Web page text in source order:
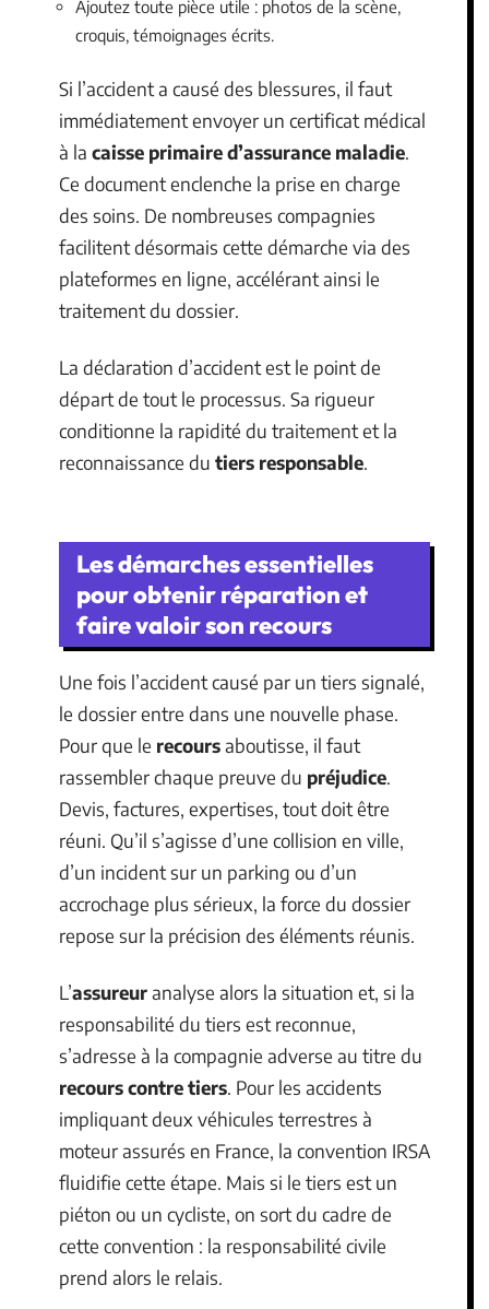
Ajoutez toute pièce utile : photos de la scène,
croquis, témoignages écrits.
Si l’accident a causé des blessures, il faut
immédiatement envoyer un certificat médical
à la caisse primaire d’assurance maladie.
Ce document enclenche la prise en charge
des soins. De nombreuses compagnies
facilitent désormais cette démarche via des
plateformes en ligne, accélérant ainsi le
traitement du dossier.
La déclaration d’accident est le point de
départ de tout le processus. Sa rigueur
conditionne la rapidité du traitement et la
reconnaissance du tiers responsable.
Les démarches essentielles
pour obtenir réparation et
faire valoir son recours
Une fois l’accident causé par un tiers signalé,
le dossier entre dans une nouvelle phase.
Pour que le recoursaboutisse, il faut
rassembler chaque preuve du préjudice.
Devis, factures, expertises, tout doit être
réuni. Qu’il s’agisse d’une collision en ville,
d’un incident sur un parking ou d’un
accrochage plus sérieux, la force du dossier
repose sur la précision des éléments réunis.
L’assureuranalyse alors la situation et, si la
responsabilité du tiers est reconnue,
s’adresse à la compagnie adverse au titre du
recours contre tiers. Pour les accidents
impliquant deux véhicules terrestres à
moteur assurés en France, la convention IRSA
fluidifie cette étape. Mais si le tiers est un
piéton ou un cycliste, on sort du cadre de
cette convention : la responsabilité civile
prend alors le relais.